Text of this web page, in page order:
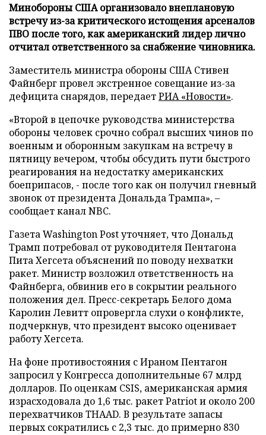
Минобороны США организовало внеплановую
встречу из-за критического истощения арсеналов
ПВО после того, как американский лидер лично
отчитал ответственного за снабжение чиновника.
Заместитель министра обороны США Стивен
Файнберг провел экстренное совещание из-за
дефицита снарядов, передаетРИА «Новости».
«Второй в цепочке руководства министерства
обороны человек срочно собрал высших чинов по
военным и оборонным закупкам на встречу в
пятницу вечером, чтобы обсудить пути быстрого
реагирования на недостатку американских
боеприпасов, - после того как он получил гневный
звонок от президента Дональда Трампа», –
сообщает канал NBC.
Газета Washington Post уточняет, что Дональд
Трамп потребовал от руководителя Пентагона
Пита Хегсета объяснений по поводу нехватки
ракет. Министр возложил ответственность на
Файнберга, обвинив его в сокрытии реального
положения дел. Пресс-секретарь Белого дома
Каролин Левитт опровергла слухи о конфликте,
подчеркнув, что президент высоко оценивает
работу Хегсета.
На фоне противостояния с Ираном Пентагон
запросил у Конгресса дополнительные 67 млрд
долларов. По оценкам CSIS, американская армия
израсходовала до 1,6 тыс. ракет Patriot и около 200
перехватчиков THAAD. В результате запасы
первых сократились с 2,3 тыс. до примерно 830